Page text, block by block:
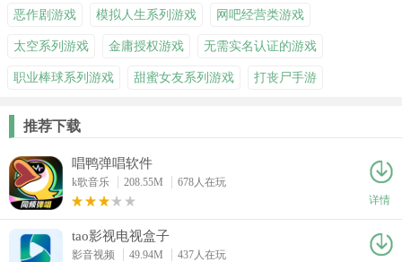
恶作剧游戏 模拟人生系列游戏 网吧经营类游戏
太空系列游戏 金庸授权游戏 无需实名认证的游戏
职业棒球系列游戏 甜蜜女友系列游戏 打丧尸手游
推荐下载
唱鸭弹唱软件
k歌音乐 208.55M
678人在玩
详情
tao影视电视盒子
影音视频 49.94M
437人在玩